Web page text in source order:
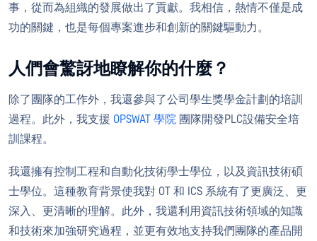
事，從而為組織的發展做出了貢獻。我相信，熱情不僅是成
功的關鍵，也是每個專案進步和創新的關鍵驅動力。
人們會驚訝地瞭解你的什麼？
除了團隊的工作外，我還參與了公司學生獎學金計劃的培訓
過程。此外，我支援 OPSWAT 學院 團隊開發PLC設備安全培
訓課程。
我還擁有控制工程和自動化技術學士學位，以及資訊技術碩
士學位。這種教育背景使我對 OT 和 ICS 系統有了更廣泛、更
深入、更清晰的理解。此外，我還利用資訊技術領域的知識
和技術來加強研究過程，並更有效地支持我們團隊的產品開